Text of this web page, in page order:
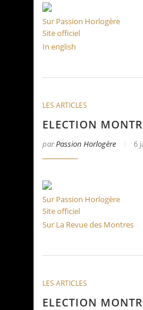
Sur Passion Horlogère
Site officiel
In english
LES ARTICLES
ELECTION
parPassion Horlogère 6
Sur Passion Horlogère
Site officiel
Sur La Revue des Montres
LES ARTICLES
ELECTION